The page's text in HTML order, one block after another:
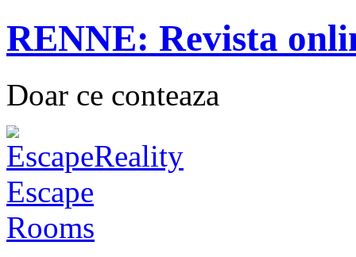
RENNE: Revista
Doar ce conteaza